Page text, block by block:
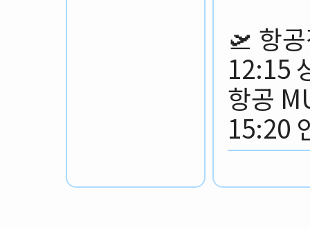
🛫 항
12:15
항공
15:20